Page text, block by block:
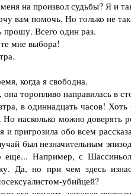
на произвол судьбы? Я и
вам помочь. Но только не
Всего один раз.
мне выбора!
когда я свободна.
торопливо направилась в
в одиннадцать часов!
Но насколько можно
и пригрозила обо всем
был незначительным
еще... Например, с
Да, но при чем здесь
убийцей?